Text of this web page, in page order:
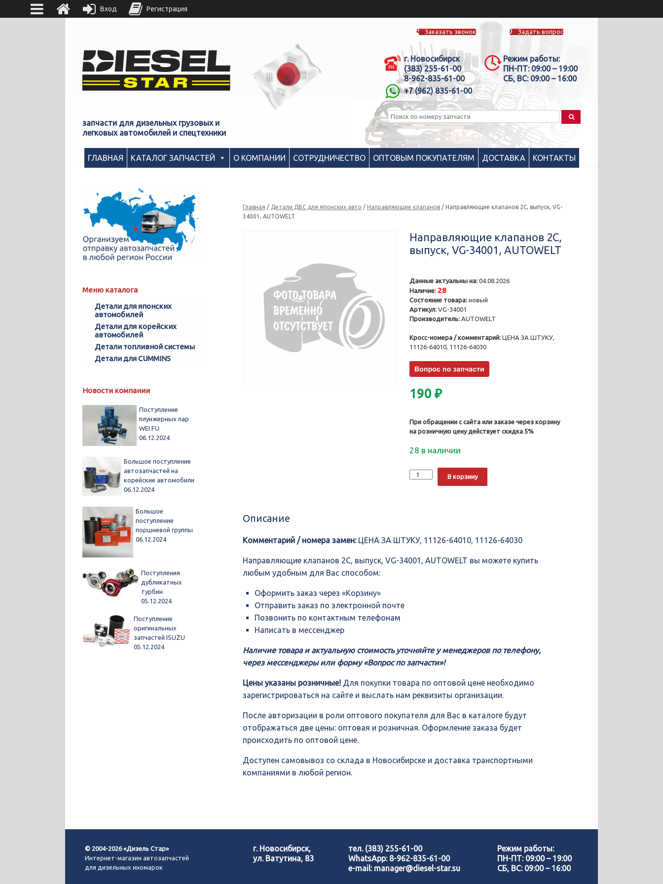
запчасти для дизельных грузовых и
легковых автомобилей и спецтехники
Заказать звонок Задать вопрос
г. Новосибирск
(383) 255-61-00
8-962-835-61-00
+7 (962) 835-61-00
Режим работы:
ПН-ПТ: 09:00 – 19:00
СБ, ВС: 09:00 – 16:00
ГЛАВНАЯ КАТАЛОГ ЗАПЧАСТЕЙ О КОМПАНИИ СОТРУДНИЧЕСТВО ОПТОВЫМ ПОКУПАТЕЛЯМ ДОСТАВКА КОНТАКТЫ
Главная / Детали ДВС для японских авто /Направляющие клапанов / Направляющие клапанов 2C, выпуск, VG-
34001, AUTOWELT
Направляющие клапанов 2C,
выпуск, VG-34001, AUTOWELT
Данные актуальны на: 04.08.2026
Наличие: 28
Состояние товара: новый
Артикул: VG-34001
Производитель: AUTOWELT
Кросс-номера / комментарий: ЦЕНА ЗА ШТУКУ,
11126-64010, 11126-64030
190₽
При обращении с сайта или заказе через корзину
на розничную цену действует скидка 5%
28 в наличии
Количество
Направляющие
AUTOWELT
В корзину
Описание
Комментарий / номера замен:ЦЕНА ЗА ШТУКУ, 11126-64010, 11126-64030
Направляющие клапанов 2C, выпуск, VG-34001, AUTOWELT вы можете купить
любым удобным для Вас способом:
Оформить заказ через «Корзину»
Отправить заказ по электронной почте
Позвонить по контактным телефонам
Написать в мессенджер
Наличие товара и актуальную стоимость уточняйте у менеджеров по телефону,
через мессенджеры или форму «Вопрос по запчасти»!
Цены указаны розничные! Для покупки товара по оптовой цене необходимо
зарегистрироваться на сайте и выслать нам реквизиты организации.
После авторизации в роли оптового покупателя для Вас в каталоге будут
отображаться две цены: оптовая и розничная. Оформление заказа будет
происходить по оптовой цене.
Доступен самовывоз со склада в Новосибирске и доставка транспортными
компаниями в любой регион.
Меню каталога
Детали для японских
автомобилей
Детали для корейских
автомобилей
Детали топливной системы
Детали для CUMMINS
Новости компании
Поступление
плунжерных пар
WEI FU
06.12.2024
Большое поступление
автозапчастей на
корейские автомобили
06.12.2024
Большое
поступление
поршневой группы
06.12.2024
Поступления
дубликатных
турбин
05.12.2024
Поступление
оригинальных
запчастей ISUZU
05.12.2024
© 2004-2026 «Дизель Стар»
Интернет-магазин автозапчастей
для дизельных иномарок
г. Новосибирск,
ул. Ватутина, 83
тел. (383) 255-61-00
WhatsApp: 8-962-835-61-00
e-mail: manager@diesel-star.su
Режим работы:
ПН-ПТ: 09:00 – 19:00
СБ, ВС: 09:00 – 16:00
Вход Регистрация